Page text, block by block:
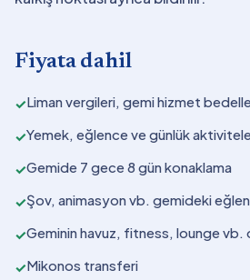
Fiyata dahil
✓Liman vergileri, gemi hizmet
✓Yemek, eğlence ve günlük
✓Gemide 7 gece 8 gün konaklama
✓Şov, animasyon vb. gemideki
✓Geminin havuz, fitness, lounge vb.
✓Mikonos transferi